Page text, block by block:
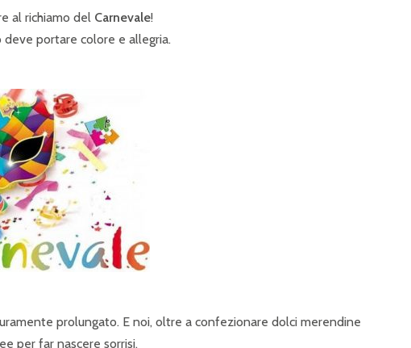
al richiamo del Carnevale!
portare colore e allegria.
prolungato. E noi, oltre a confezionare dolci merendine
per far nascere sorrisi.